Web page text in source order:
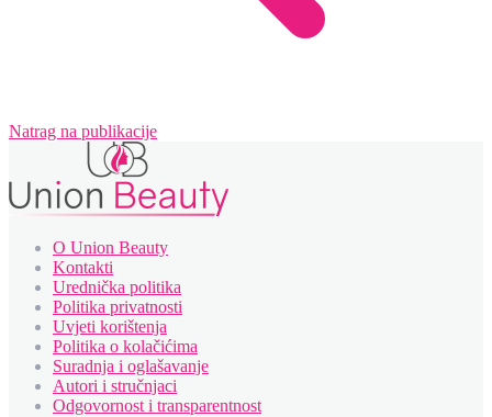
Natrag na publikacije
O Union Beauty
Kontakti
Urednička politika
Politika privatnosti
Uvjeti korištenja
Politika o kolačićima
Suradnja i oglašavanje
Autori i stručnjaci
Odgovornost i transparentnost